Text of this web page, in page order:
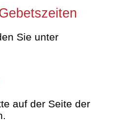
Sie unter
auf der Seite der